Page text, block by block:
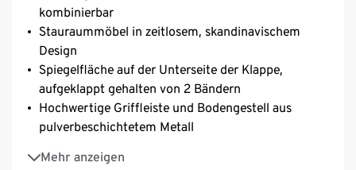
kombinierbar
Stauraummöbel in zeitlosem, skandinavischem
Design
Spiegelfläche auf der Unterseite der Klappe,
aufgeklappt gehalten von 2 Bändern
Hochwertige Griffleiste und Bodengestell aus
pulverbeschichtetem Metall
Mehr anzeigen
Schubladen mit seitlichen Auszugsschienen und